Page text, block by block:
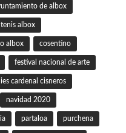
de albox
albox
albox cosentino
festival nacional de arte
ies cardenal cisneros
navidad 2020
partaloa purchena